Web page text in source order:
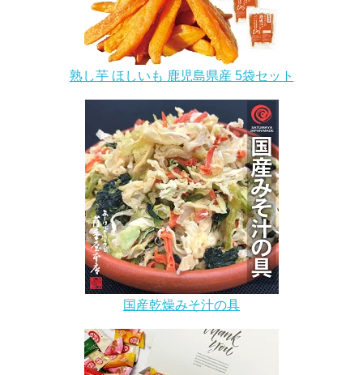
熟し芋 ほしいも 鹿児島県産 5袋セット
国産乾燥みそ汁の具